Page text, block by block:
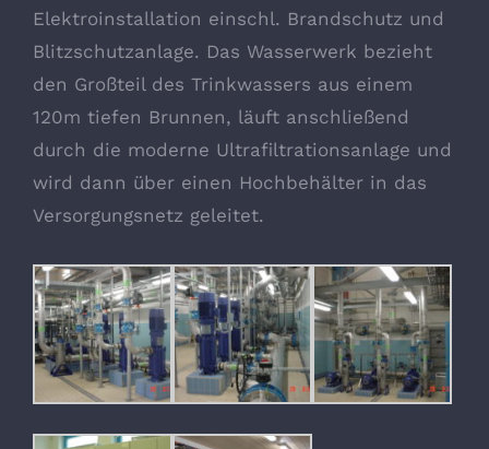
Elektroinstallation einschl. Brandschutz und
Blitzschutzanlage. Das Wasserwerk bezieht
den Großteil des Trinkwassers aus einem
120m tiefen Brunnen, läuft anschließend
durch die moderne Ultrafiltrationsanlage und
wird dann über einen Hochbehälter in das
Versorgungsnetz geleitet.